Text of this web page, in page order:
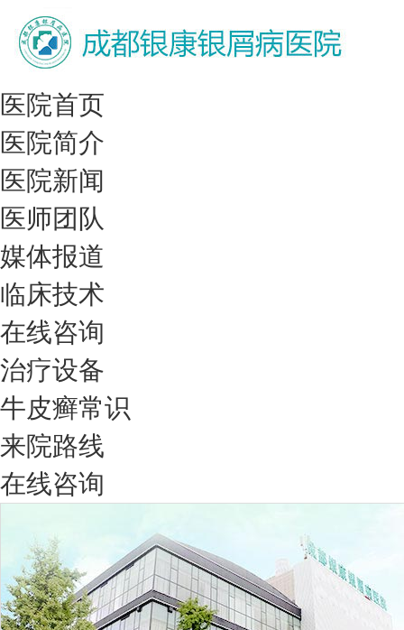
医院首页
医院简介
医院新闻
医师团队
媒体报道
临床技术
在线咨询
治疗设备
牛皮癣常识
来院路线
在线咨询